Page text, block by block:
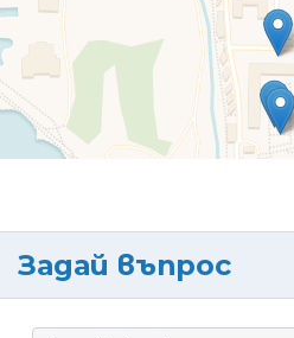
Задай въпрос